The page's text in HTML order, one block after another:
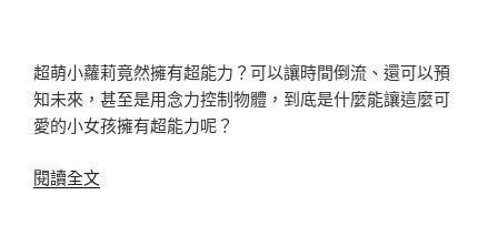
超萌小蘿莉竟然擁有超能力？可以讓時間倒流、還可以預
知未來，甚至是用念力控制物體，到底是什麼能讓這麼可
愛的小女孩擁有超能力呢？
閱讀全文〈Sponsored